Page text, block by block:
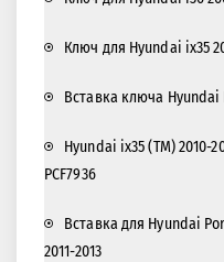
Ключ для Hyundai ix35
Вставка ключа Hyundai
Hyundai ix35 (TM) 2010-
PCF7936
Вставка для Hyundai
2011-2013